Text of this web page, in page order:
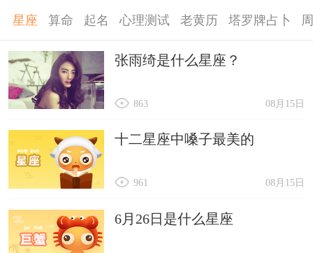
星座 算命 起名 心理测试 老黄历 塔罗牌占卜
张雨绮是什么星座？
08月15日
863
十二星座中嗓子最美的
08月15日
961
6月26日是什么星座